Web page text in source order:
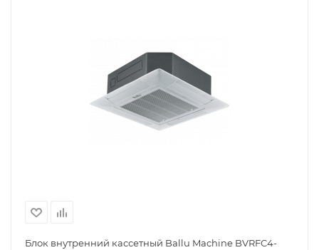
Блок внутренний кассетный Ballu Machine BVRFC4-